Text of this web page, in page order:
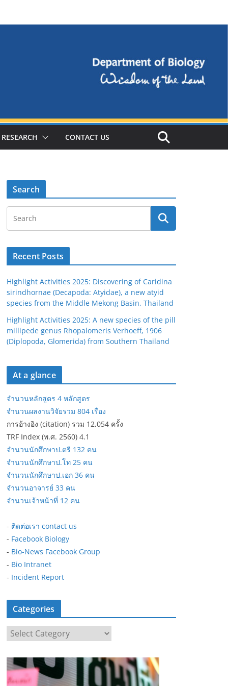
RESEARCH CONTACT US
Search
Recent Posts
Highlight Activities 2025: Discovering of Caridina
sirindhornae (Decapoda: Atyidae), a new atyid
species from the Middle Mekong Basin, Thailand
Highlight Activities 2025: A new species of the pill
millipede genus Rhopalomeris Verhoeff, 1906
(Diplopoda, Glomerida) from Southern Thailand
At a glance
จำนวนหลักสูตร 4 หลักสูตร
จำนวนผลงานวิจัยรวม 804 เรื่อง
การอ้างอิง (citation) รวม 12,054 ครั้ง
TRF Index (พ.ศ. 2560) 4.1
จำนวนนักศึกษาป.ตรี 132 คน
จำนวนนักศึกษาป.โท 25 คน
จำนวนนักศึกษาป.เอก 36 คน
จำนวนอาจารย์ 33 คน
จำนวนเจ้าหน้าที่ 12 คน
- ติดต่อเรา contact us
- Facebook Biology
- Bio-News Facebook Group
- Bio Intranet
- Incident Report
Categories
a
t
e
g